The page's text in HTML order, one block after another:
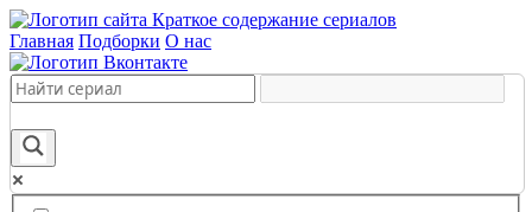
Краткое содержание сериалов
Главная Подборки О нас